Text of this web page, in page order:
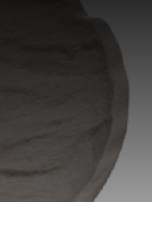
Și Savoare În